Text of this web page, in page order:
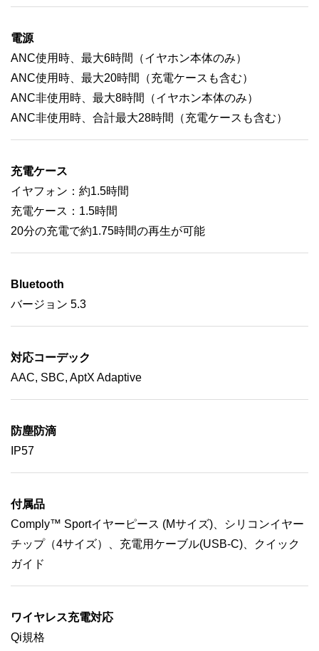
電源
ANC使用時、最大6時間（イヤホン本体のみ）
ANC使用時、最大20時間（充電ケースも含む）
ANC非使用時、最大8時間（イヤホン本体のみ）
ANC非使用時、合計最大28時間（充電ケースも含む）
充電ケース
イヤフォン：約1.5時間
充電ケース：1.5時間
20分の充電で約1.75時間の再生が可能
Bluetooth
バージョン 5.3
対応コーデック
AAC, SBC, AptX Adaptive
防塵防滴
IP57
付属品
Comply™ Sportイヤーピース (Mサイズ)、シリコンイヤー
チップ（4サイズ）、充電用ケーブル(USB-C)、クイック
ガイド
ワイヤレス充電対応
Qi規格